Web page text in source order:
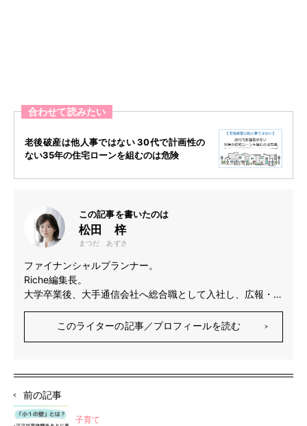
合わせて読みたい
老後破産は他人事ではない 30代で計画性の
ない35年の住宅ローンを組むのは危険
この記事を書いたのは
松田 梓
まつだ あずさ
ファイナンシャルプランナー。
Riche編集長。
大学卒業後、大手通信会社へ総合職として入社し、広報・
立。資産運用やお金に関する記事執筆を多数行っている。
益を資本金に会社を設立。女性のお金とキャリアをテーマに
したWEBメディア「Riche」を運営している。
プライベートでは一児の母。
このライターの記事／プロフィールを読む
前の記事
子育て